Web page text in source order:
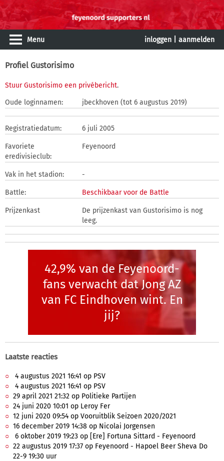
Menu inloggen aanmelden
Profiel Gustorisimo
Stuur Gustorisimo een privébericht.
Oude loginnamen:
jbeckhoven (tot 6 augustus 2019)
Registratiedatum: 6 juli 2005
Favoriete
eredivisieclub:
Feyenoord
Vak in het stadion: -
Battle: Beschikbaar voor de Battle
Prijzenkast
De prijzenkast van Gustorisimo is nog
leeg.
42,9% van de Feyenoord-
fans verwacht dat Jong AZ
van FC Eindhoven wint. En
jij?
Laatste reacties
4 augustus 2021 16:41 op PSV
4 augustus 2021 16:41 op PSV
29 april 2021 21:32 op Politieke Partijen
24 juni 2020 10:01 op Leroy Fer
12 juni 2020 09:54 op Vooruitblik Seizoen 2020/2021
16 december 2019 14:38 op Nicolai Jorgensen
6 oktober 2019 19:23 op [Ere] Fortuna Sittard - Feyenoord
22 augustus 2019 17:37 op Feyenoord - Hapoel Beer Sheva Do
22-9 19:30 uur